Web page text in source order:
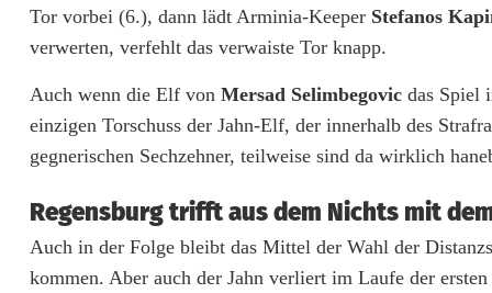
i
B
i
l
e
Tor vorbei (6.), dann lädt Arminia-Keeper Stefanos
verwerten, verfehlt das verwaiste Tor knapp.
Auch wenn die Elf von Mersad Selimbegovic das Spiel
einzigen Torschuss der Jahn-Elf, der innerhalb des
gegnerischen Sechzehner, teilweise sind da wirklich
Regensburg trifft aus dem Nichts mit
Auch in der Folge bleibt das Mittel der Wahl der
kommen. Aber auch der Jahn verliert im Laufe der